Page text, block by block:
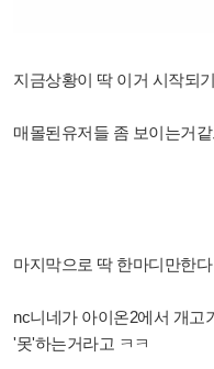
지금상황이 딱 이거 시작되
매몰된유저들 좀 보이는거
마지막으로 딱 한마디만한다
nc니네가 아이온2에서 개고
'못'하는거라고 ㅋㅋ